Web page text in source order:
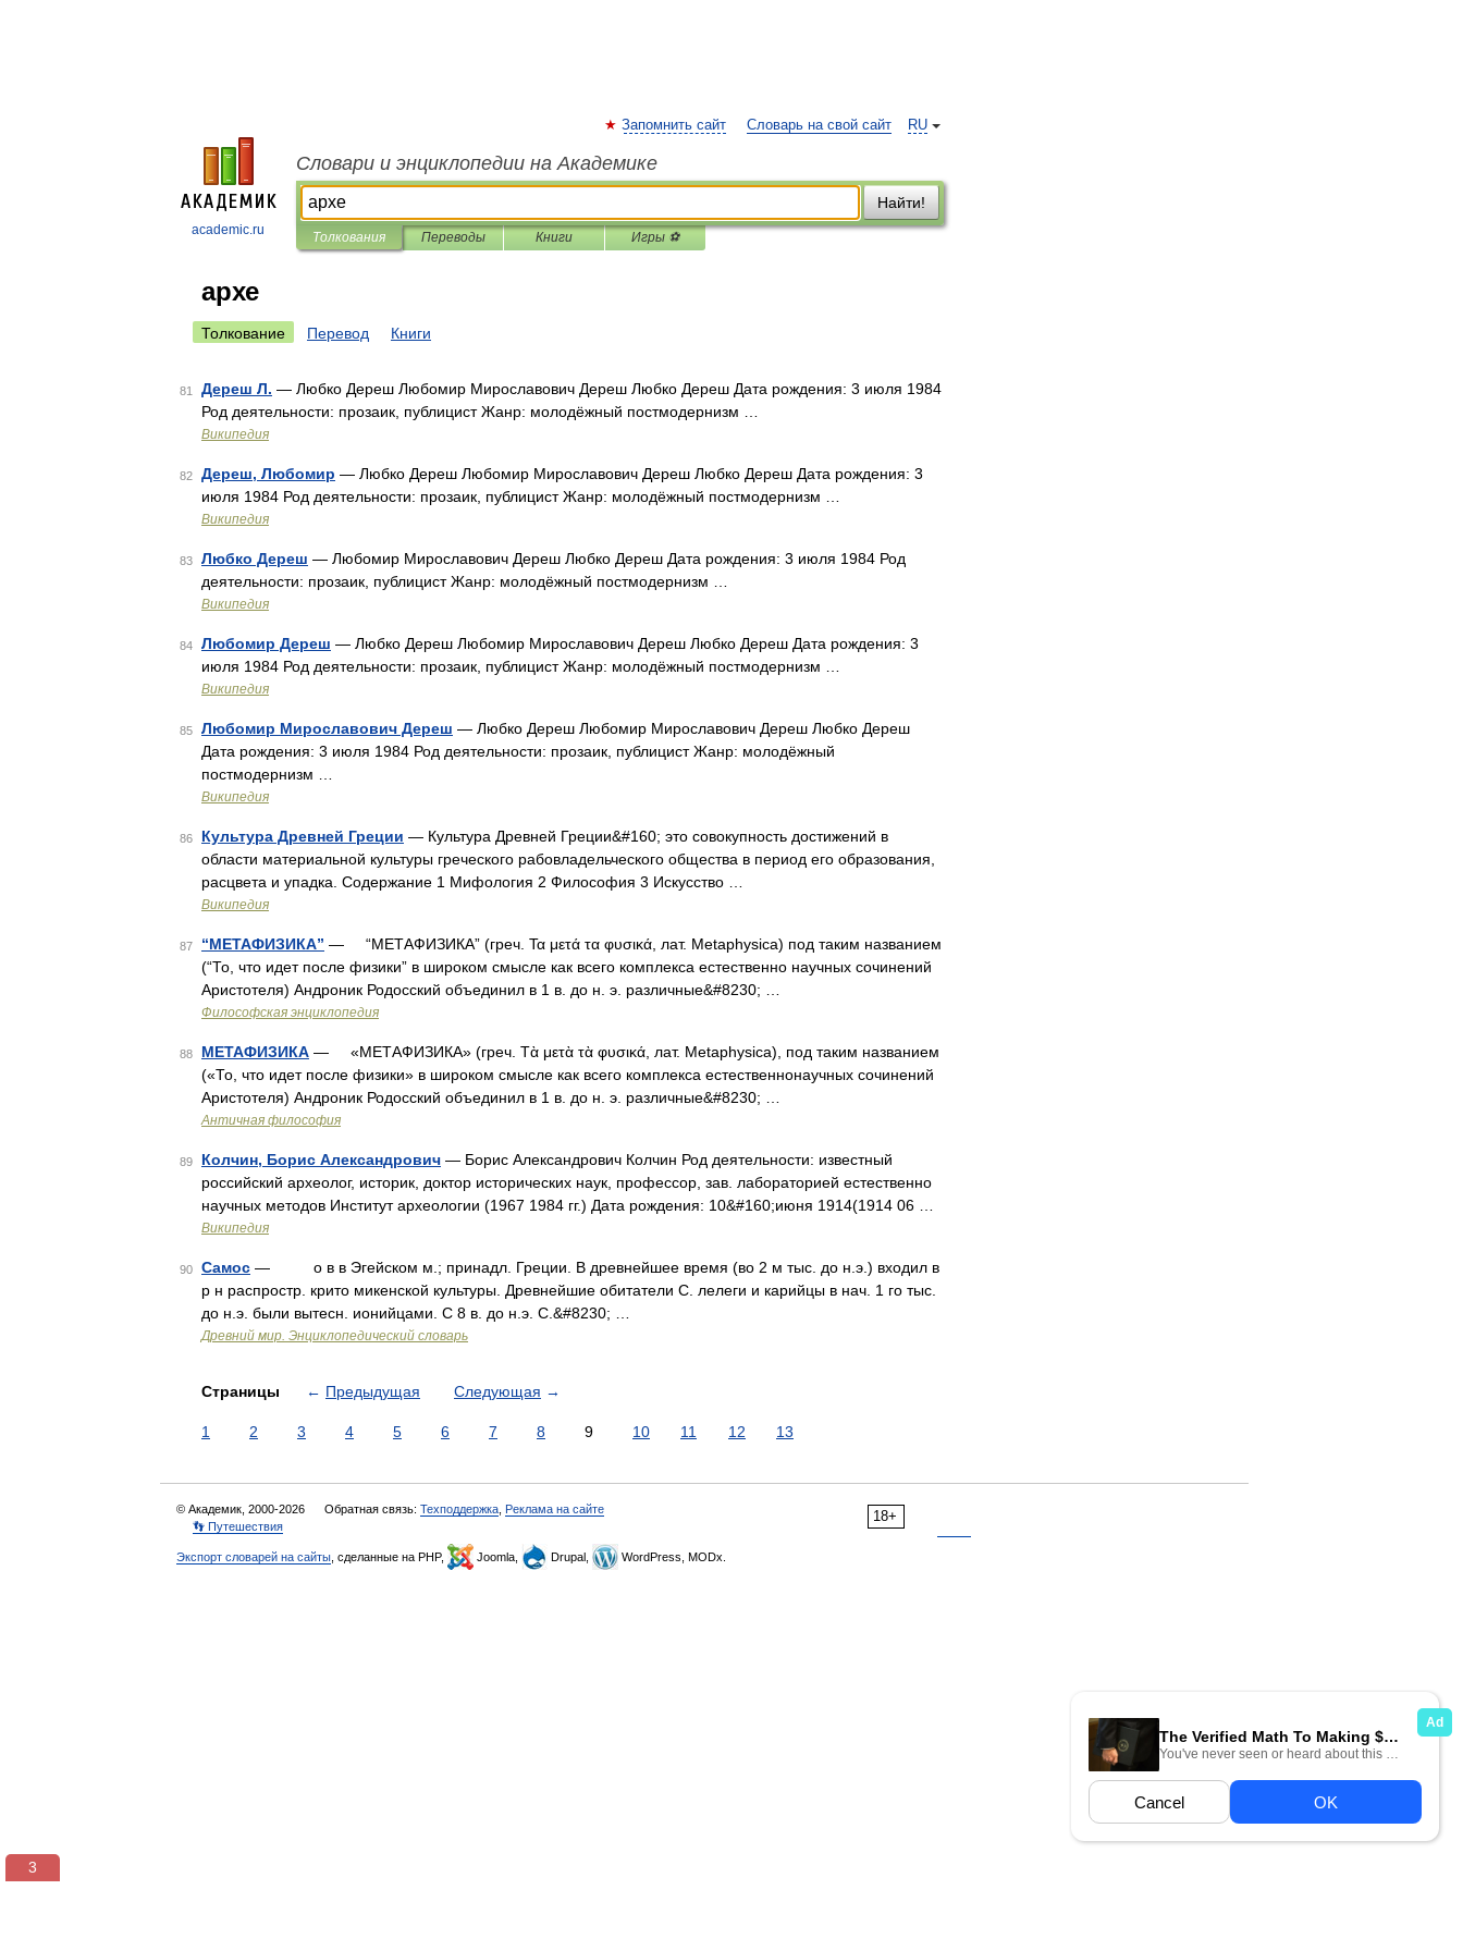
academic.ru
RU
Запомнить сайт Словарь на свой сайт
Словари и энциклопедии на Академике
Найти!
Толкования Переводы Книги Игры ⚽
архе
Толкование Перевод Книги
81 Дереш Л. — Любко Дереш Любомир Мирославович Дереш Любко Дереш Дата рождения: 3 июля 1984
Род деятельности: прозаик, публицист Жанр: молодёжный постмодернизм …
Википедия
82 Дереш, Любомир — Любко Дереш Любомир Мирославович Дереш Любко Дереш Дата рождения: 3
июля 1984 Род деятельности: прозаик, публицист Жанр: молодёжный постмодернизм …
Википедия
83 Любко Дереш — Любомир Мирославович Дереш Любко Дереш Дата рождения: 3 июля 1984 Род
деятельности: прозаик, публицист Жанр: молодёжный постмодернизм …
Википедия
84 Любомир Дереш — Любко Дереш Любомир Мирославович Дереш Любко Дереш Дата рождения: 3
июля 1984 Род деятельности: прозаик, публицист Жанр: молодёжный постмодернизм …
Википедия
85 Любомир Мирославович Дереш — Любко Дереш Любомир Мирославович Дереш Любко Дереш
Дата рождения: 3 июля 1984 Род деятельности: прозаик, публицист Жанр: молодёжный
постмодернизм …
Википедия
86 Культура Древней Греции — Культура Древней Греции&#160; это совокупность достижений в
области материальной культуры греческого рабовладельческого общества в период его образования,
расцвета и упадка. Содержание 1 Мифология 2 Философия 3 Искусство …
Википедия
87 “МЕТАФИЗИКА” — “МЕТАФИЗИКА” (греч. Τα μετά τα φυσικά, лат. Metaphysica) под таким названием
(“То, что идет после физики” в широком смысле как всего комплекса естественно научных сочинений
Аристотеля) Андроник Родосский объединил в 1 в. до н. э. различные&#8230; …
Философская энциклопедия
88 МЕТАФИЗИКА — «МЕТАФИЗИКА» (греч. Τὰ μετὰ τὰ φυσικά, лат. Metaphysica), под таким названием
(«То, что идет после физики» в широком смысле как всего комплекса естественнонаучных сочинений
Аристотеля) Андроник Родосский объединил в 1 в. до н. э. различные&#8230; …
Античная философия
89 Колчин, Борис Александрович — Борис Александрович Колчин Род деятельности: известный
российский археолог, историк, доктор исторических наук, профессор, зав. лабораторией есте­ственно
научных методов Инсти­тут археологии (1967 1984 гг.) Дата рождения: 10&#160;июня 1914(1914 06 …
Википедия
90 Самос — о в в Эгейском м.; принадл. Греции. В древнейшее время (во 2 м тыс. до н.э.) входил в
р н распростр. крито микенской культуры. Древнейшие обитатели С. лелеги и карийцы в нач. 1 го тыс.
до н.э. были вытесн. ионийцами. С 8 в. до н.э. С.&#8230; …
Древний мир. Энциклопедический словарь
Страницы ← Предыдущая Следующая →
1 2 3 4 5 6 7 8 9 10 11 12 13
18+
© Академик, 2000-2026 Обратная связь: Техподдержка Реклама на сайте
👣 Путешествия
Экспорт словарей на сайты , сделанные на PHP, Joomla, Drupal, WordPress, MODx.
3